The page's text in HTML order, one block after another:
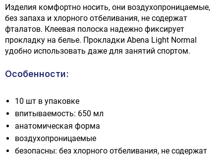
Изделия комфортно носить, они воздухопроницаемые,
без запаха и хлорного отбеливания, не содержат
фталатов. Клеевая полоска надежно фиксирует
прокладку на белье. Прокладки Abena Light Normal
удобно использовать даже для занятий спортом.
Особенности:
10 шт в упаковке
впитываемость: 650 мл
анатомическая форма
воздухопроницаемые
безопасны: без хлорного отбеливания, не содержат